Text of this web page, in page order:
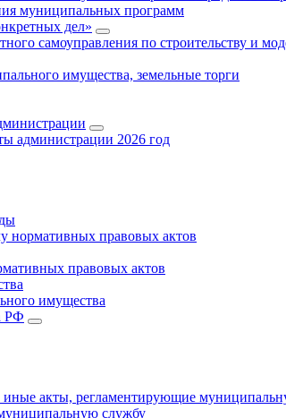
муниципальных программ
дел»
самоуправления по строительству и
имущества, земельные торги
администрации 2026 год
нормативных правовых актов
правовых актов
имущества
РФ
акты, регламентирующие
службу